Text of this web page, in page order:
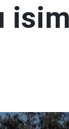
isim